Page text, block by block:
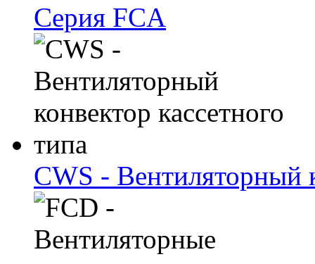
Серия FCA
CWS - Вентиляторный